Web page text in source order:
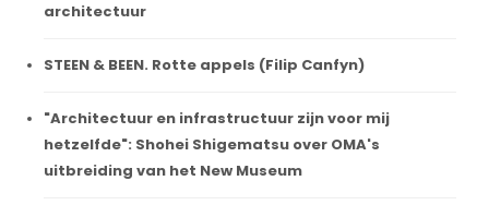
architectuur
STEEN & BEEN. Rotte appels (Filip Canfyn)
"Architectuur en infrastructuur zijn voor mij
hetzelfde": Shohei Shigematsu over OMA's
uitbreiding van het New Museum